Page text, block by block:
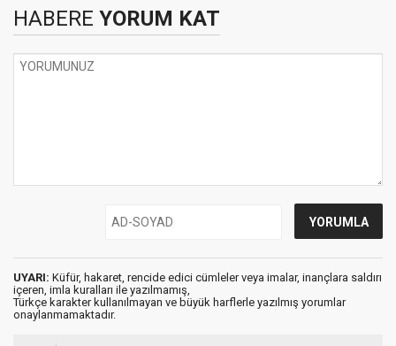
HABERE YORUM KAT
UYARI: Küfür, hakaret, rencide edici cümleler veya imalar, inançlara saldırı
içeren, imla kuralları ile yazılmamış,
Türkçe karakter kullanılmayan ve büyük harflerle yazılmış yorumlar
onaylanmamaktadır.